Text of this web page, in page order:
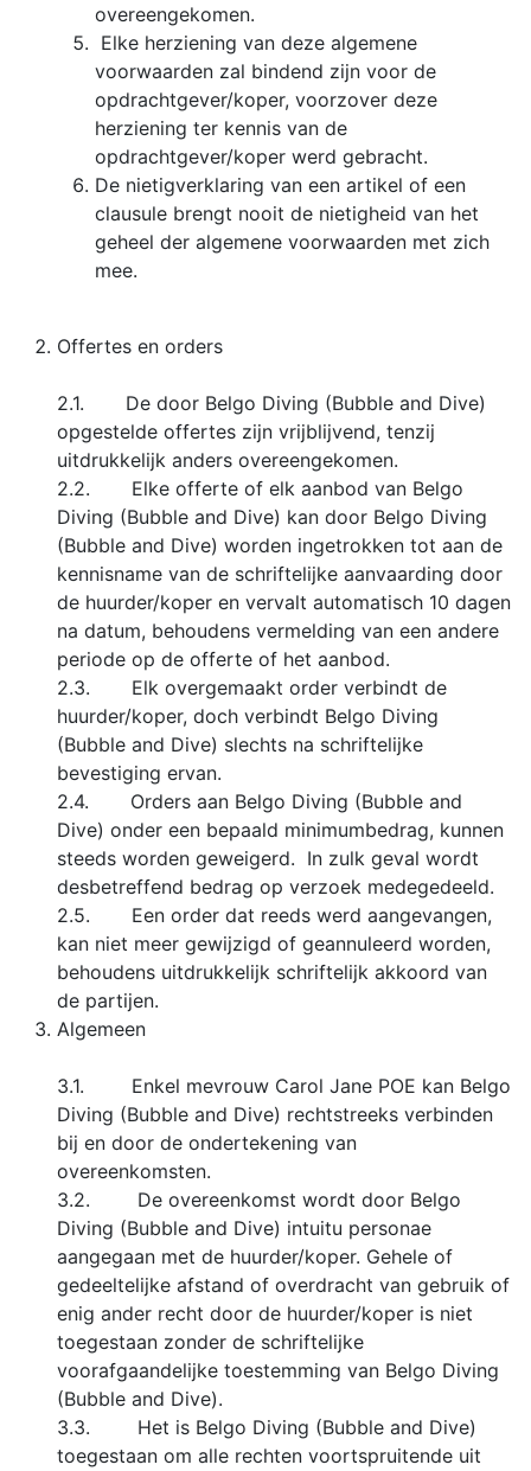
overeengekomen.
Elke herziening van deze algemene
voorwaarden zal bindend zijn voor de
opdrachtgever/koper, voorzover deze
herziening ter kennis van de
opdrachtgever/koper werd gebracht.
De nietigverklaring van een artikel of een
clausule brengt nooit de nietigheid van het
geheel der algemene voorwaarden met zich
mee.
Offertes en orders
2.1. De door Belgo Diving (Bubble and Dive)
opgestelde offertes zijn vrijblijvend, tenzij
uitdrukkelijk anders overeengekomen.
2.2. Elke offerte of elk aanbod van Belgo
Diving (Bubble and Dive) kan door Belgo Diving
(Bubble and Dive) worden ingetrokken tot aan de
kennisname van de schriftelijke aanvaarding door
de huurder/koper en vervalt automatisch 10 dagen
na datum, behoudens vermelding van een andere
periode op de offerte of het aanbod.
2.3. Elk overgemaakt order verbindt de
huurder/koper, doch verbindt Belgo Diving
(Bubble and Dive) slechts na schriftelijke
bevestiging ervan.
2.4. Orders aan Belgo Diving (Bubble and
Dive) onder een bepaald minimumbedrag, kunnen
steeds worden geweigerd. In zulk geval wordt
desbetreffend bedrag op verzoek medegedeeld.
2.5. Een order dat reeds werd aangevangen,
kan niet meer gewijzigd of geannuleerd worden,
behoudens uitdrukkelijk schriftelijk akkoord van
de partijen.
Algemeen
3.1. Enkel mevrouw Carol Jane POE kan Belgo
Diving (Bubble and Dive) rechtstreeks verbinden
bij en door de ondertekening van
overeenkomsten.
3.2. De overeenkomst wordt door Belgo
Diving (Bubble and Dive) intuitu personae
aangegaan met de huurder/koper. Gehele of
gedeeltelijke afstand of overdracht van gebruik of
enig ander recht door de huurder/koper is niet
toegestaan zonder de schriftelijke
voorafgaandelijke toestemming van Belgo Diving
(Bubble and Dive).
3.3. Het is Belgo Diving (Bubble and Dive)
toegestaan om alle rechten voortspruitende uit